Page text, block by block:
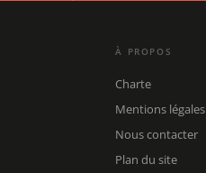
À PROPOS
Charte
Mentions légales
Nous contacter
Plan du site